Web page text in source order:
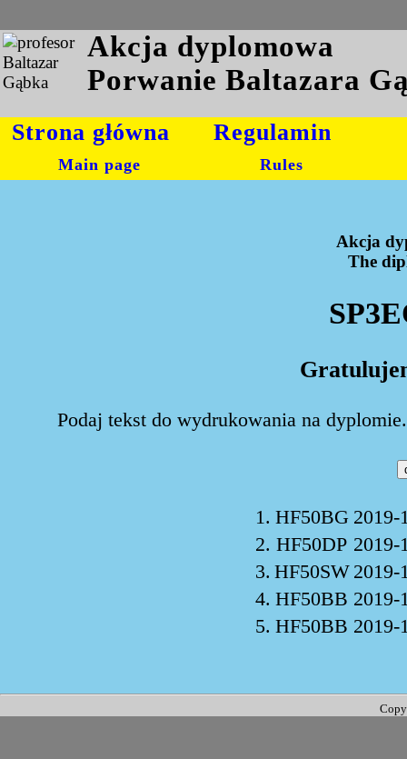
Akcja dyplomowa
Porwanie Baltazara
Strona główna
Main page
Regulamin
Rules
Akcja
The
Podaj tekst do wydrukowania na
1. HF50BG 2019-
2. HF50DP 2019-
3. HF50SW 2019-
4. HF50BB 2019-
5. HF50BB 2019-